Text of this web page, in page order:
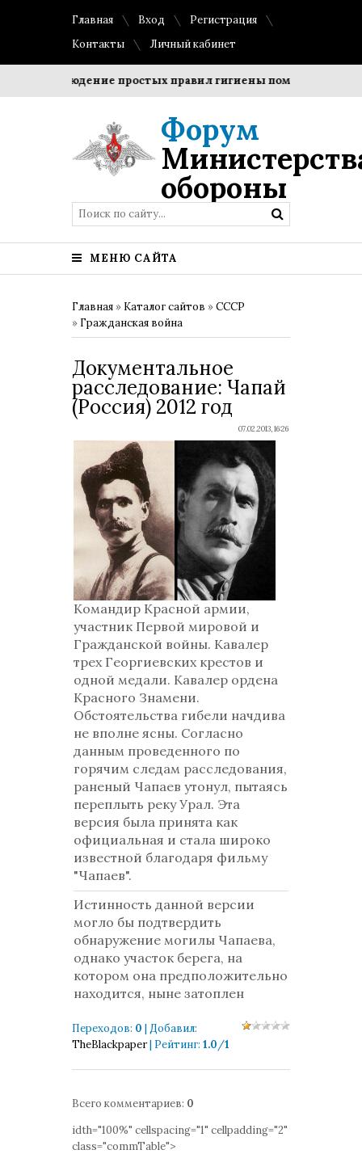
Главная Вход
Регистрация
Контакты
Личный кабинет
Соблюдение простых правил гигиены помогает
Форум
обороны
МЕНЮ САЙТА
Главная » Каталог сайтов »СССР
» Гражданская война
Документальное
расследование: Чапай
(Россия) 2012 год
07.02.2013, 16:26
Командир Красной армии,
участник Первой мировой и
Гражданской войны. Кавалер
трех Георгиевских крестов и
одной медали. Кавалер ордена
Красного Знамени.
Обстоятельства гибели начдива
не вполне ясны. Согласно
данным проведенного по
горячим следам расследования,
раненый Чапаев утонул, пытаясь
переплыть реку Урал. Эта
версия была принята как
официальная и стала широко
известной благодаря фильму
"Чапаев".
Истинность данной версии
могло бы подтвердить
обнаружение могилы Чапаева,
однако участок берега, на
котором она предположительно
находится, ныне затоплен
Переходов: 0 | Добавил:
TheBlackpaper| Рейтинг: 1.0/1
Всего комментариев: 0
idth="100%" cellspacing="1" cellpadding="2"
class="commTable">